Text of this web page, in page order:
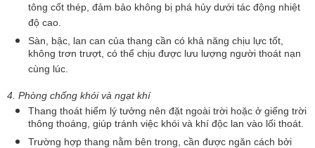
tông cốt thép, đảm bảo không bị phá hủy dưới tác động nhiệt
độ cao.
Sàn, bậc, lan can của thang cần có khả năng chịu lực tốt,
không trơn trượt, có thể chịu được lưu lượng người thoát nạn
cùng lúc.
4. Phòng chống khói và ngạt khí
Thang thoát hiểm lý tưởng nên đặt ngoài trời hoặc ở giếng trời
thông thoáng, giúp tránh việc khói và khí độc lan vào lối thoát.
Trường hợp thang nằm bên trong, cần được ngăn cách bởi